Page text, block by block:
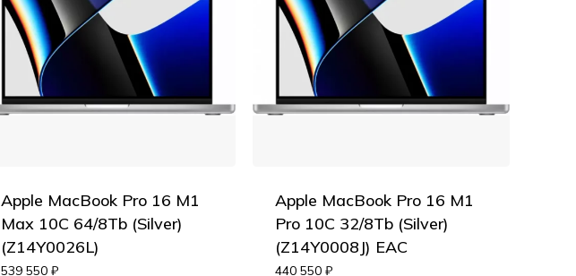
Apple MacBook Pro 16 M1
Max 10C 64/8Tb (Silver)
(Z14Y0026L)
539 550 ₽
Apple MacBook Pro 16 M1
Pro 10C 32/8Tb (Silver)
(Z14Y0008J) EAC
440 550 ₽